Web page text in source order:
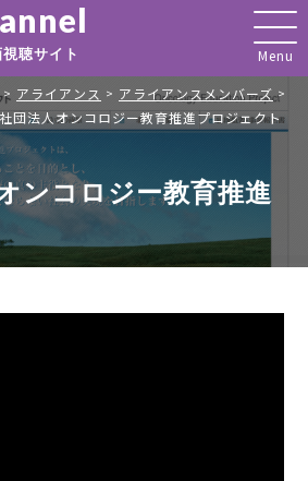
聴サイト
> アライアンス > アライアンスメンバーズ >
団法人オンコロジー教育推進プロジェクト
ンコロジー教育推進